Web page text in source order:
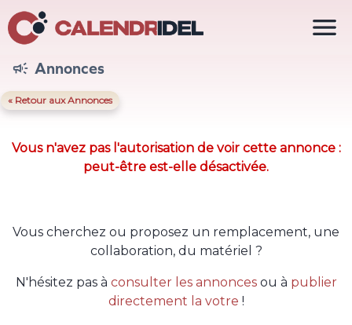
 Annonces
« Retour aux Annonces
Vous n'avez pas l'autorisation de voir cette annonce :
peut-être est-elle désactivée.
Vous cherchez ou proposez un remplacement, une
collaboration, du matériel ?
N'hésitez pas à consulter les annoncesou à publier
directement la votre !
